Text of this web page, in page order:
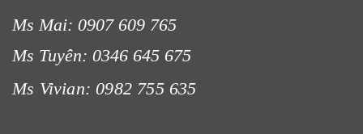
Ms Mai: 0907 609 765
Ms Tuyên: 0346 645 675
Ms Vivian: 0982 755 635